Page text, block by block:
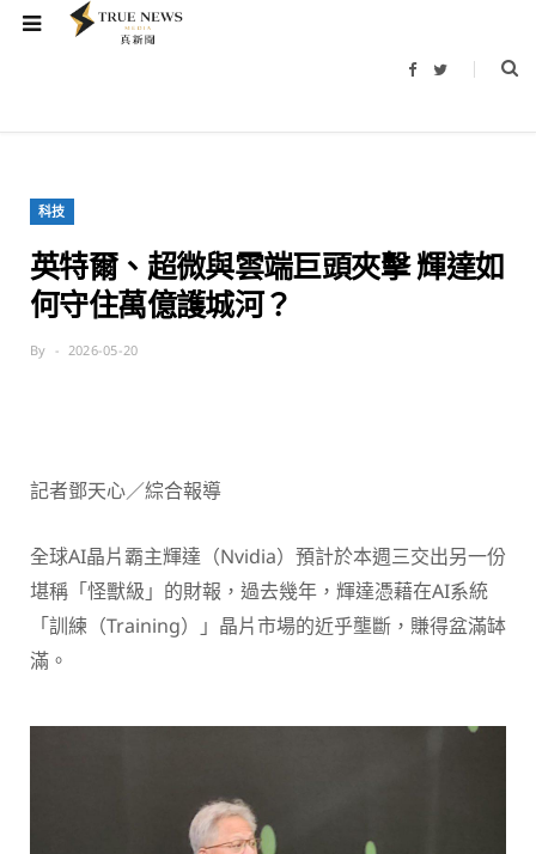
F
b
T
t
科技
英特爾、超微與雲端巨頭夾擊 輝達如
何守住萬億護城河？
By 2026-05-20
記者鄧天心／綜合報導
全球AI晶片霸主輝達（Nvidia）預計於本週三交出另一份
堪稱「怪獸級」的財報，過去幾年，輝達憑藉在AI系統
「訓練（Training）」晶片市場的近乎壟斷，賺得盆滿缽
滿。